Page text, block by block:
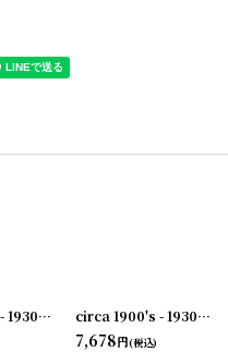
[231003-04] [
circa 1900's - 1930's Advertising Clip COAL AND COKE... circa 1900's - 1930's Advertising Clip NORWICH・UNION...
7,678円(税込)